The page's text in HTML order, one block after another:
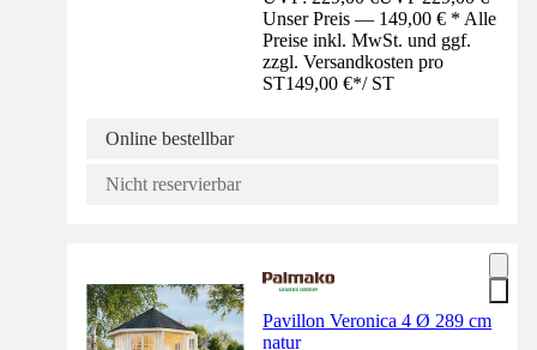
Unser Preis — 149,00 € * Alle
Preise inkl. MwSt. und ggf.
zzgl. Versandkosten pro
ST149,00 €*/ ST
Online bestellbar
Nicht reservierbar
Pavillon Veronica 4 Ø 289 cm
natur